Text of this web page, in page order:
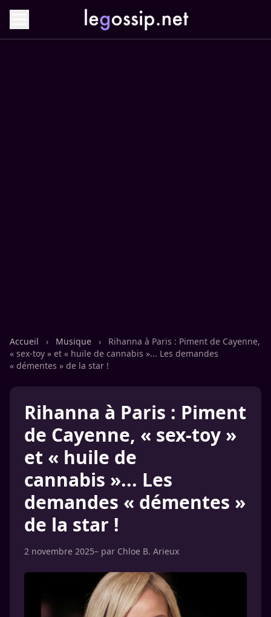
Accueil › Musique ›
Rihanna à Paris : Piment de Cayenne,
« sex-toy » et « huile de cannabis »... Les demandes
« démentes » de la star !
Rihanna à Paris : Piment
de Cayenne, « sex-toy »
et « huile de
cannabis »... Les
demandes « démentes »
de la star !
2 novembre 2025– par Chloe B. Arieux